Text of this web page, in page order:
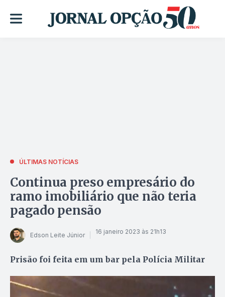
ÚLTIMAS NOTÍCIAS
Continua preso empresário do
ramo imobiliário que não teria
pagado pensão
Edson Leite Júnior 16 janeiro 2023 às 21h13
Prisão foi feita em um bar pela Polícia Militar